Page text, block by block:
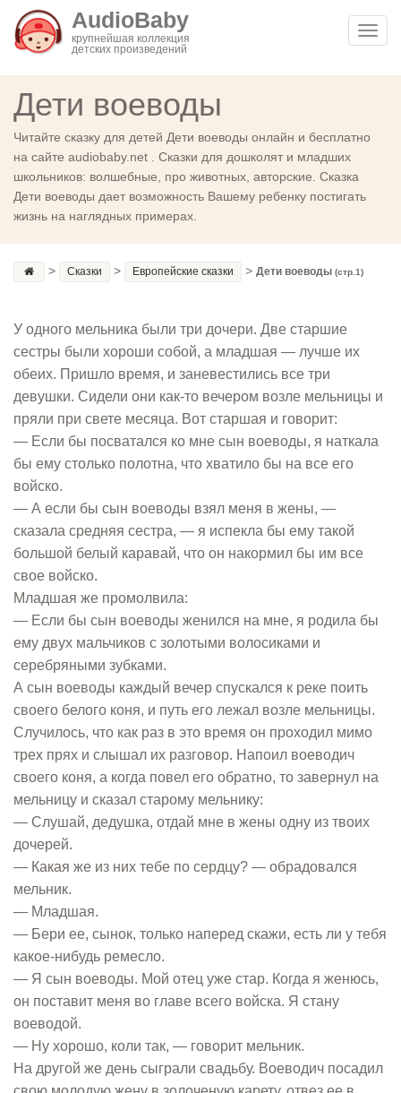
AudioBaby
крупнейшая коллекция
детских произведений
Дети воеводы
Читайте сказку для детей Дети воеводы онлайн и бесплатно
на сайте audiobaby.net . Сказки для дошколят и младших
школьников: волшебные, про животных, авторские. Сказка
Дети воеводы дает возможность Вашему ребенку постигать
жизнь на наглядных примерах.
> Сказки > Европейские сказки > Дети воеводы (стр.1)
У одного мельника были три дочери. Две старшие
сестры были хороши собой, а младшая — лучше их
обеих. Пришло время, и заневестились все три
девушки. Сидели они как-то вечером возле мельницы и
пряли при свете месяца. Вот старшая и говорит:
— Если бы посватался ко мне сын воеводы, я наткала
бы ему столько полотна, что хватило бы на все его
войско.
— А если бы сын воеводы взял меня в жены, —
сказала средняя сестра, — я испекла бы ему такой
большой белый каравай, что он накормил бы им все
свое войско.
Младшая же промолвила:
— Если бы сын воеводы женился на мне, я родила бы
ему двух мальчиков с золотыми волосиками и
серебряными зубками.
А сын воеводы каждый вечер спускался к реке поить
своего белого коня, и путь его лежал возле мельницы.
Случилось, что как раз в это время он проходил мимо
трех прях и слышал их разговор. Напоил воеводич
своего коня, а когда повел его обратно, то завернул на
мельницу и сказал старому мельнику:
— Слушай, дедушка, отдай мне в жены одну из твоих
дочерей.
— Какая же из них тебе по сердцу? — обрадовался
мельник.
— Младшая.
— Бери ее, сынок, только наперед скажи, есть ли у тебя
какое-нибудь ремесло.
— Я сын воеводы. Мой отец уже стар. Когда я женюсь,
он поставит меня во главе всего войска. Я стану
воеводой.
— Ну хорошо, коли так, — говорит мельник.
На другой же день сыграли свадьбу. Воеводич посадил